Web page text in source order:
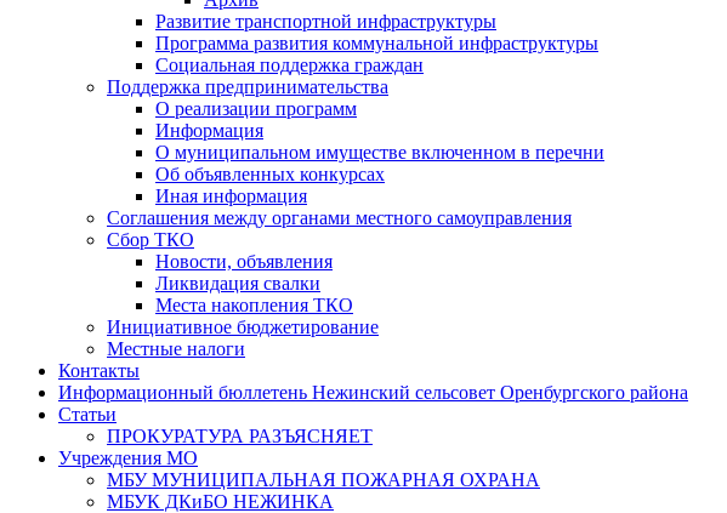
Развитие транспортной инфраструктуры
Программа развития коммунальной инфраструктуры
Социальная поддержка граждан
Поддержка предпринимательства
О реализации программ
Информация
О муниципальном имуществе включенном в перечни
Об объявленных конкурсах
Иная информация
Соглашения между органами местного самоуправления
Сбор ТКО
Новости, объявления
Ликвидация свалки
Места накопления ТКО
Инициативное бюджетирование
Местные налоги
Контакты
Информационный бюллетень Нежинский сельсовет Оренбургского района
Статьи
ПРОКУРАТУРА РАЗЪЯСНЯЕТ
Учреждения МО
МБУ МУНИЦИПАЛЬНАЯ ПОЖАРНАЯ ОХРАНА
МБУК ДКиБО НЕЖИНКА